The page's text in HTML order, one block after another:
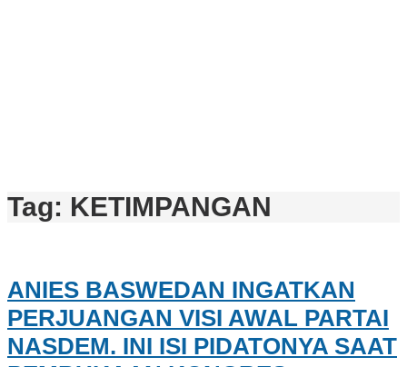
Tag: KETIMPANGAN
ANIES BASWEDAN INGATKAN
PERJUANGAN VISI AWAL PARTAI
NASDEM. INI ISI PIDATONYA SAAT